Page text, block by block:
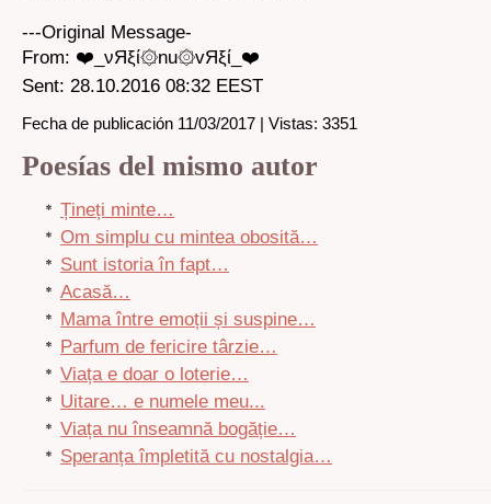
---Original Message-
From: ❤️_νЯξί۞nu۞vЯξί_❤️
Sent: 28.10.2016 08:32 EEST
Fecha de publicación 11/03/2017 | Vistas: 3351
Poesías del mismo autor
Țineți minte…
Om simplu cu mintea obosită…
Sunt istoria în fapt…
Acasă…
Mama între emoții și suspine…
Parfum de fericire târzie…
Viața e doar o loterie…
Uitare… e numele meu...
Viața nu înseamnă bogăție…
Speranța împletită cu nostalgia…